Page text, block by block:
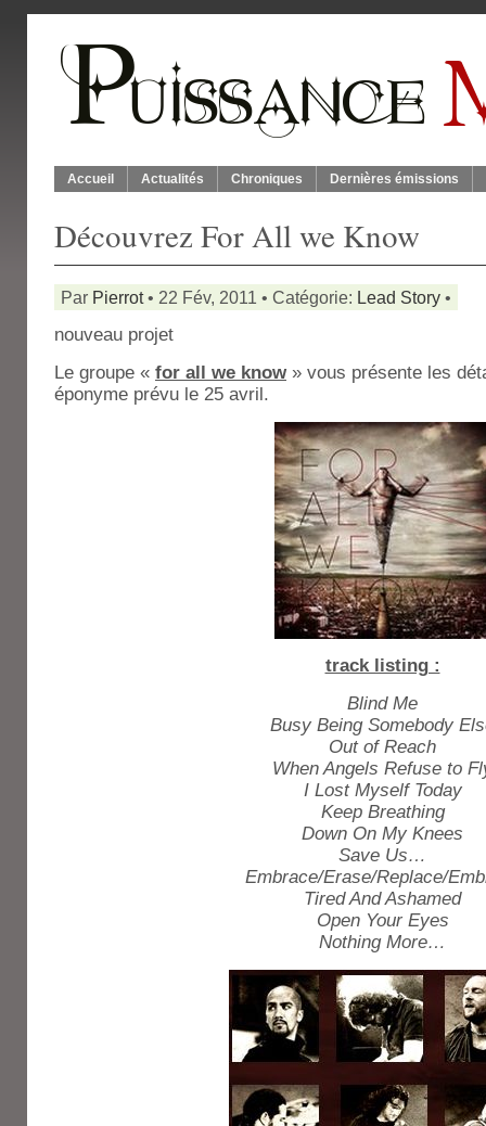
Accueil Actualités Chroniques Dernières émissions
Découvrez For All we Know
Par Pierrot• 22 Fév, 2011 • Catégorie: Lead Story •
nouveau projet
Le groupe « for all we know » vous présente les
éponyme prévu le 25 avril.
track listing :
Blind Me
Busy Being Somebody
Out of Reach
When Angels Refuse to
I Lost Myself Today
Keep Breathing
Down On My Knees
Save Us…
Embrace/Erase/Replace/
Tired And Ashamed
Open Your Eyes
Nothing More…